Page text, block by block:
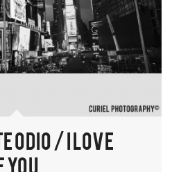
odio / I love